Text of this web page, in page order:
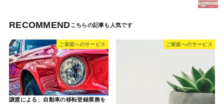
RECOMMEND
ご家庭へのサービス
譲渡による、自動車の移転登録業務を
ご家庭へのサービス